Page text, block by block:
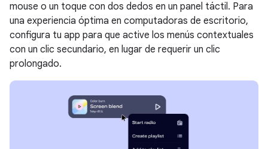
mouse o un toque con dos dedos en un panel táctil. Para
una experiencia óptima en computadoras de escritorio,
configura tu app para que active los menús contextuales
con un clic secundario, en lugar de requerir un clic
prolongado.